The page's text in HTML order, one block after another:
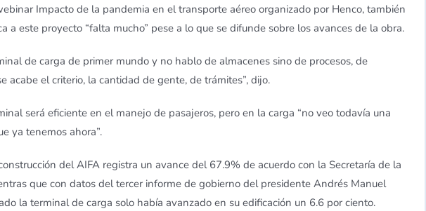
Impacto de la pandemia en el transporte aéreo organizado por Henco, también
a este proyecto “falta mucho” pese a lo que se difunde sobre los avances de la obra.
de carga de primer mundo y no hablo de almacenes sino de procesos, de
acabe el criterio, la cantidad de gente, de trámites”, dijo.
será eficiente en el manejo de pasajeros, pero en la carga “no veo todavía una
ya tenemos ahora”.
del AIFA registra un avance del 67.9% de acuerdo con la Secretaría de la
que con datos del tercer informe de gobierno del presidente Andrés Manuel
la terminal de carga solo había avanzado en su edificación un 6.6 por ciento.